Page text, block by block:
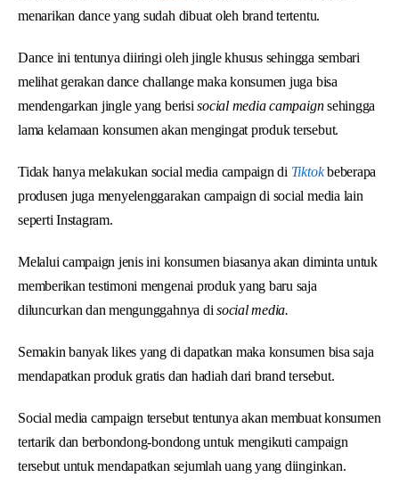
menarikan dance yang sudah dibuat oleh brand tertentu.
Dance ini tentunya diiringi oleh jingle khusus sehingga sembari
melihat gerakan dance challange maka konsumen juga bisa
mendengarkan jingle yang berisisocial media campaignsehingga
lama kelamaan konsumen akan mengingat produk tersebut.
Tidak hanya melakukan social media campaign di Tiktokbeberapa
produsen juga menyelenggarakan campaign di social media lain
seperti Instagram.
Melalui campaign jenis ini konsumen biasanya akan diminta untuk
memberikan testimoni mengenai produk yang baru saja
diluncurkan dan mengunggahnya di social media.
Semakin banyak likes yang di dapatkan maka konsumen bisa saja
mendapatkan produk gratis dan hadiah dari brand tersebut.
Social media campaign tersebut tentunya akan membuat konsumen
tertarik dan berbondong-bondong untuk mengikuti campaign
tersebut untuk mendapatkan sejumlah uang yang diinginkan.